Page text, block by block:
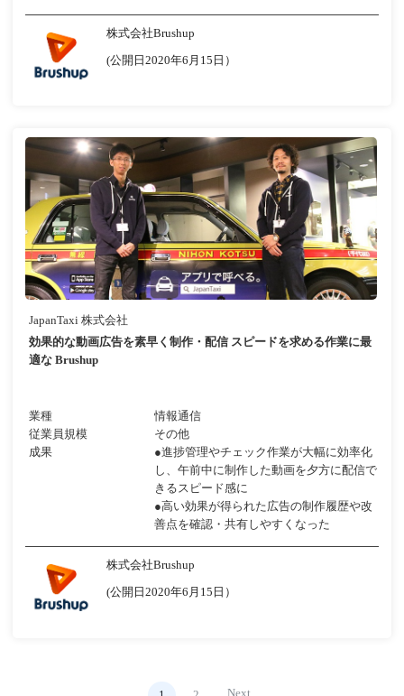
株式会社Brushup
(公開日2020年6月15日）
JapanTaxi 株式会社
効果的な動画広告を素早く制作・配信 スピードを求める作業に最
適な Brushup
業種
情報通信
従業員規模
その他
成果
●進捗管理やチェック作業が大幅に効率化
し、午前中に制作した動画を夕方に配信で
きるスピード感に
●高い効果が得られた広告の制作履歴や改
善点を確認・共有しやすくなった
株式会社Brushup
(公開日2020年6月15日）
Next